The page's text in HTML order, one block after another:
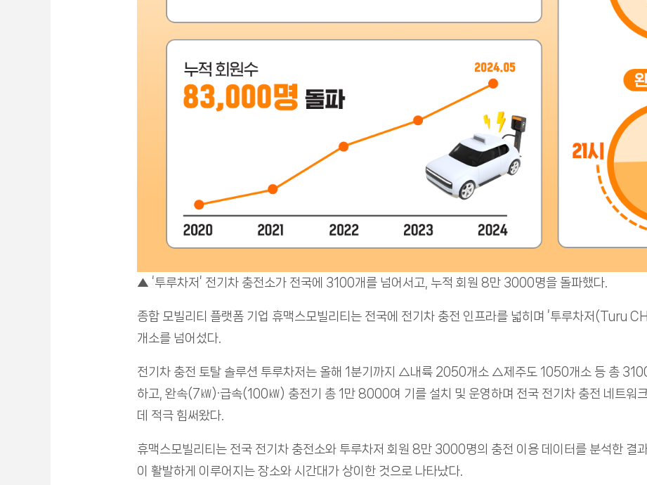
▲ ‘투루차저’ 전기차 충전소가 전국에 3100개를 넘어서고, 누적 회원 8만 3000명을 돌파했다.
종합 모빌리티 플랫폼 기업 휴맥스모빌리티는 전국에 전기차 충전 인프라를 넓히며 ‘투루차저(Turu
개소를 넘어섰다.
전기차 충전 토탈 솔루션 투루차저는 올해 1분기까지 △내륙 2050개소 △제주도 1050개소 등 총
하고, 완속(7㎾)·급속(100㎾) 충전기 총 1만 8000여 기를 설치 및 운영하며 전국 전기차 충전 네트워
데 적극 힘써왔다.
휴맥스모빌리티는 전국 전기차 충전소와 투루차저 회원 8만 3000명의 충전 이용 데이터를 분석한 결
이 활발하게 이루어지는 장소와 시간대가 상이한 것으로 나타났다.